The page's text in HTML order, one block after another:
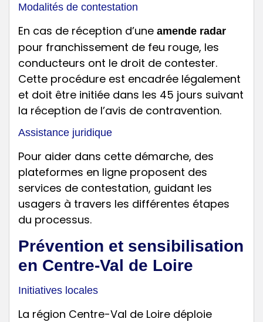
Modalités de contestation
En cas de réception d’une amende radar
pour franchissement de feu rouge, les
conducteurs ont le droit de contester.
Cette procédure est encadrée légalement
et doit être initiée dans les 45 jours suivant
la réception de l’avis de contravention.
Assistance juridique
Pour aider dans cette démarche, des
plateformes en ligne proposent des
services de contestation, guidant les
usagers à travers les différentes étapes
du processus.
Prévention et sensibilisation
en Centre-Val de Loire
Initiatives locales
La région Centre-Val de Loire déploie